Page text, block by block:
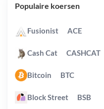
Populaire koersen
Fusionist ACE
Cash Cat CASHCAT
Bitcoin BTC
Block Street BSB